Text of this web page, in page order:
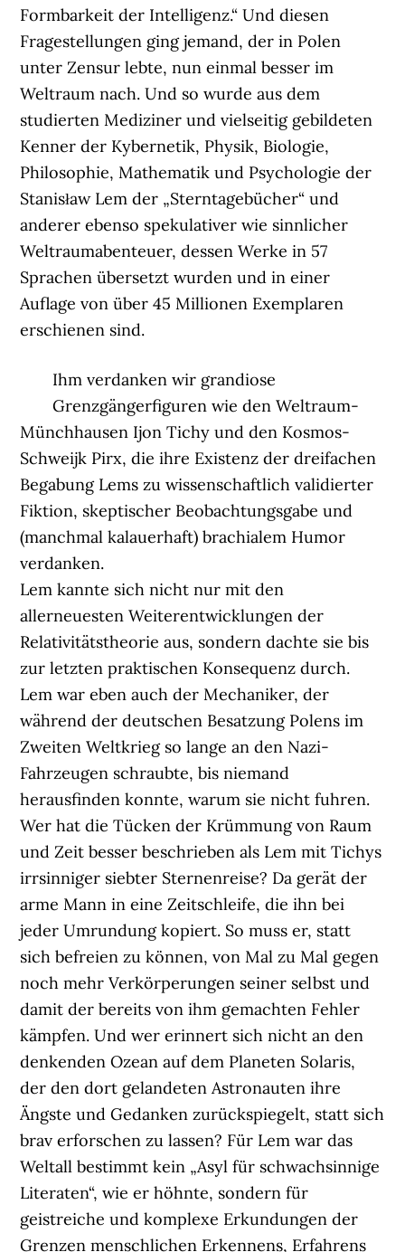
Formbarkeit der Intelligenz.“ Und diesen
Fragestellungen ging jemand, der in Polen
unter Zensur lebte, nun einmal besser im
Weltraum nach. Und so wurde aus dem
studierten Mediziner und vielseitig gebildeten
Kenner der Kybernetik, Physik, Biologie,
Philosophie, Mathematik und Psychologie der
Stanisław Lem der „Sterntagebücher“ und
anderer ebenso spekulativer wie sinnlicher
Weltraumabenteuer, dessen Werke in 57
Sprachen übersetzt wurden und in einer
Auflage von über 45 Millionen Exemplaren
erschienen sind.
Ihm verdanken wir grandiose
Grenzgängerfiguren wie den Weltraum-
Münchhausen Ijon Tichy und den Kosmos-
Schweijk Pirx, die ihre Existenz der dreifachen
Begabung Lems zu wissenschaftlich validierter
Fiktion, skeptischer Beobachtungsgabe und
(manchmal kalauerhaft) brachialem Humor
verdanken.
Lem kannte sich nicht nur mit den
allerneuesten Weiterentwicklungen der
Relativitätstheorie aus, sondern dachte sie bis
zur letzten praktischen Konsequenz durch.
Lem war eben auch der Mechaniker, der
während der deutschen Besatzung Polens im
Zweiten Weltkrieg so lange an den Nazi-
Fahrzeugen schraubte, bis niemand
herausfinden konnte, warum sie nicht fuhren.
Wer hat die Tücken der Krümmung von Raum
und Zeit besser beschrieben als Lem mit Tichys
irrsinniger siebter Sternenreise? Da gerät der
arme Mann in eine Zeitschleife, die ihn bei
jeder Umrundung kopiert. So muss er, statt
sich befreien zu können, von Mal zu Mal gegen
noch mehr Verkörperungen seiner selbst und
damit der bereits von ihm gemachten Fehler
kämpfen. Und wer erinnert sich nicht an den
denkenden Ozean auf dem Planeten Solaris,
der den dort gelandeten Astronauten ihre
Ängste und Gedanken zurückspiegelt, statt sich
brav erforschen zu lassen? Für Lem war das
Weltall bestimmt kein „Asyl für schwachsinnige
Literaten“, wie er höhnte, sondern für
geistreiche und komplexe Erkundungen der
Grenzen menschlichen Erkennens, Erfahrens